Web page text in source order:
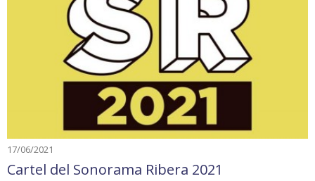
17/06/2021
Cartel del Sonorama Ribera 2021